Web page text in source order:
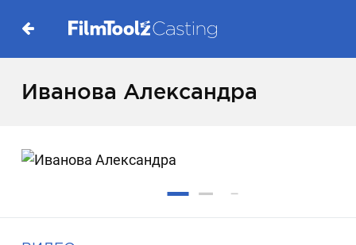
Иванова Александра